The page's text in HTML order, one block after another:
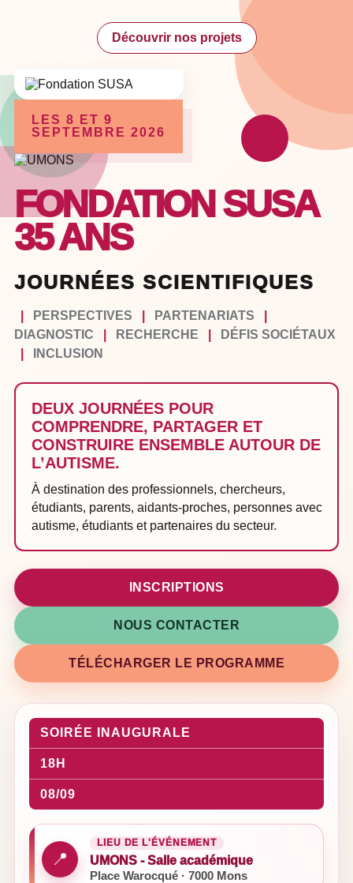
Découvrir nos projets
LES 8 ET 9
SEPTEMBRE 2026
FONDATION SUSA
35 ANS
JOURNÉES SCIENTIFIQUES
PERSPECTIVES PARTENARIATS
DIAGNOSTIC
RECHERCHE
DÉFIS SOCIÉTAUX
INCLUSION
DEUX JOURNÉES POUR
COMPRENDRE, PARTAGER ET
CONSTRUIRE ENSEMBLE AUTOUR DE
L’AUTISME.
À destination des professionnels, chercheurs,
étudiants, parents, aidants-proches, personnes avec
autisme, étudiants et partenaires du secteur.
INSCRIPTIONS
NOUS CONTACTER
TÉLÉCHARGER LE PROGRAMME
SOIRÉE INAUGURALE
18H
08/09
📍
LIEU DE L'ÉVÉNEMENT
UMONS - Salle académique
Place Warocqué · 7000 Mons